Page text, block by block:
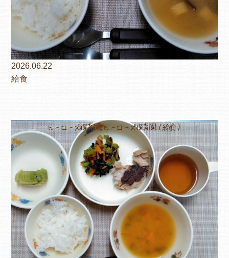
入園・見学の問い合わせ
採用情報
よくあるご質問
ヒーローズ保育園
ヒーローズきっず園田
2026.06.22
給食
ヒーローズ保育園,ヒーローズ保育園（給食）